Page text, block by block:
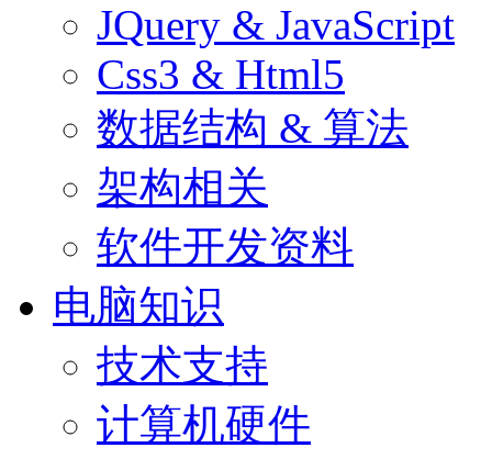
JQuery & JavaScript
Css3 & Html5
数据结构 & 算法
架构相关
软件开发资料
电脑知识
技术支持
计算机硬件